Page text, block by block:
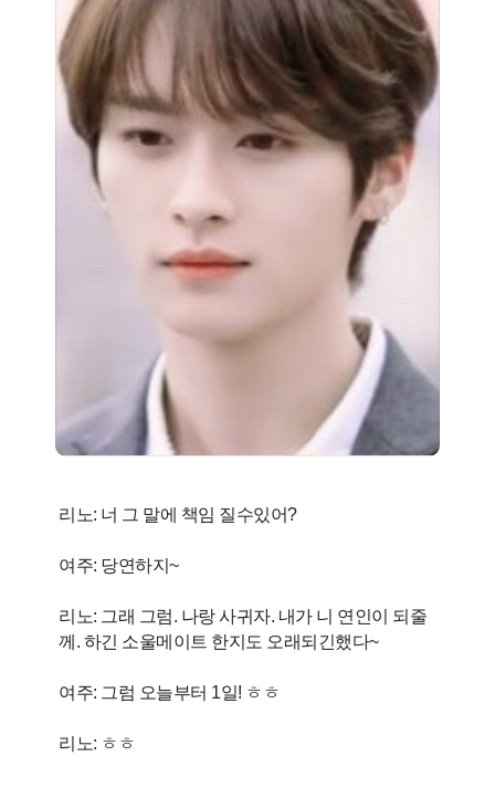
리노: 너 그 말에 책임 질수있어?
여주: 당연하지~
리노: 그래 그럼. 나랑 사귀자. 내가 니 연인이 되줄
께. 하긴 소울메이트 한지도 오래되긴했다~
여주: 그럼 오늘부터 1일! ㅎㅎ
리노: ㅎㅎ